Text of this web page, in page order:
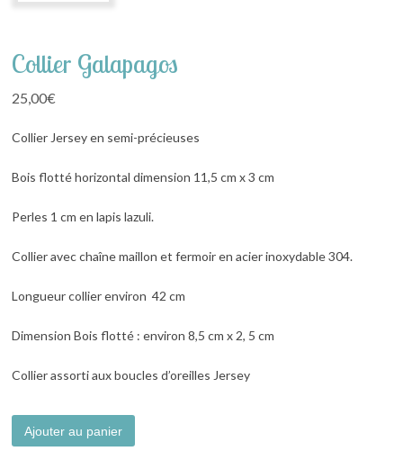
Collier Galapagos
25,00€
Collier Jersey en semi-précieuses
Bois flotté horizontal dimension 11,5 cm x 3 cm
Perles 1 cm en lapis lazuli.
Collier avec chaîne maillon et fermoir en acier inoxydable 304.
Longueur collier environ 42 cm
Dimension Bois flotté : environ 8,5 cm x 2, 5 cm
Collier assorti aux boucles d’oreilles Jersey
Ajouter au panier
Alternative: